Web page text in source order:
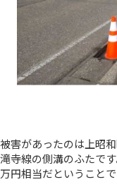
被害があったのは上昭
滝寺線の側溝のふたで
万円相当だということで